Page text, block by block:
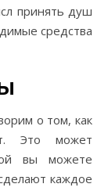
принять душ
средства
о том, как
Это может
вы можете
каждое